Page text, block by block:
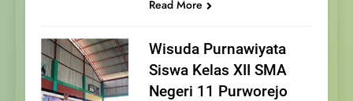
Read More
Wisuda Purnawiyata
Siswa Kelas XII SMA
Negeri 11 Purworejo